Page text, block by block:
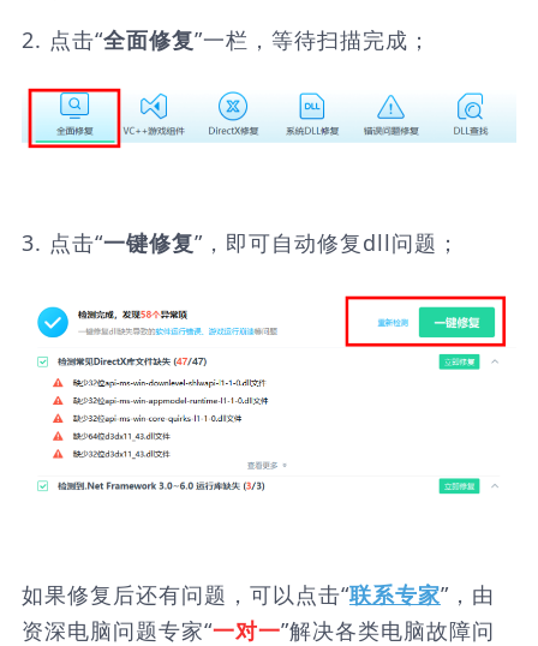
2. 点击“全面修复”一栏，等待扫描完成；
3. 点击“一键修复”，即可自动修复dll问题；
如果修复后还有问题，可以点击“联系专家”，由
资深电脑问题专家“一对一”解决各类电脑故障问